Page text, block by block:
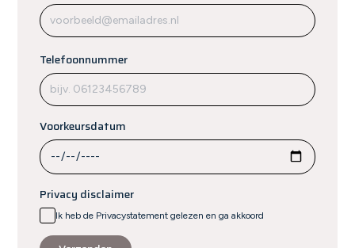
Telefoonnummer
Voorkeursdatum
Privacy disclaimer
Ik heb de Privacystatement gelezen en ga akkoord